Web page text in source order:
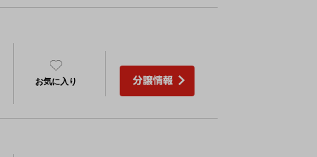
お気に入り